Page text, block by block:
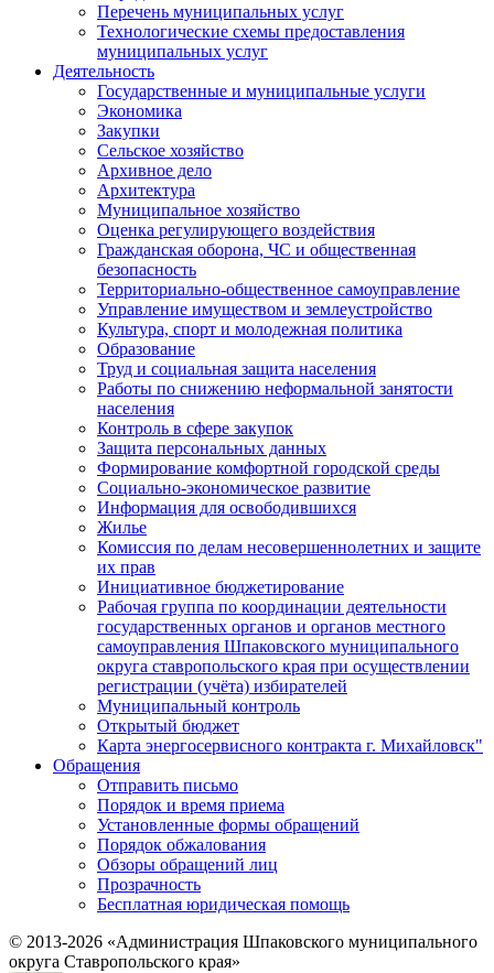
Перечень муниципальных услуг
Технологические схемы предоставления
муниципальных услуг
Деятельность
Государственные и муниципальные услуги
Экономика
Закупки
Сельское хозяйство
Архивное дело
Архитектура
Муниципальное хозяйство
Оценка регулирующего воздействия
Гражданская оборона, ЧС и общественная
безопасность
Территориально-общественное самоуправление
Управление имуществом и землеустройство
Культура, спорт и молодежная политика
Образование
Труд и социальная защита населения
Работы по снижению неформальной занятости
населения
Контроль в сфере закупок
Защита персональных данных
Формирование комфортной городской среды
Социально-экономическое развитие
Информация для освободившихся
Жилье
Комиссия по делам несовершеннолетних и защите
их прав
Инициативное бюджетирование
Рабочая группа по координации деятельности
государственных органов и органов местного
самоуправления Шпаковского муниципального
округа ставропольского края при осуществлении
регистрации (учёта) избирателей
Муниципальный контроль
Открытый бюджет
Карта энергосервисного контракта г. Михайловск"
Обращения
Отправить письмо
Порядок и время приема
Установленные формы обращений
Порядок обжалования
Обзоры обращений лиц
Прозрачность
Бесплатная юридическая помощь
© 2013-2026 «Администрация Шпаковского муниципального
округа Ставропольского края»